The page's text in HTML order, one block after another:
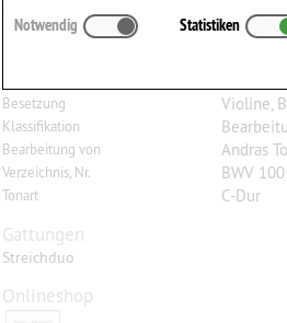
Adagio C-Dur, BWV 1005 /
Besetzung Violine,
Klassifikation
Bearbeitung von Andras
Verzeichnis, Nr. BWV
Tonart C-Dur
Gattungen
Streichduo
Onlineshop
Notwendig Statistiken